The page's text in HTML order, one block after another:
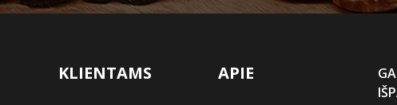
KLIENTAMS APIE